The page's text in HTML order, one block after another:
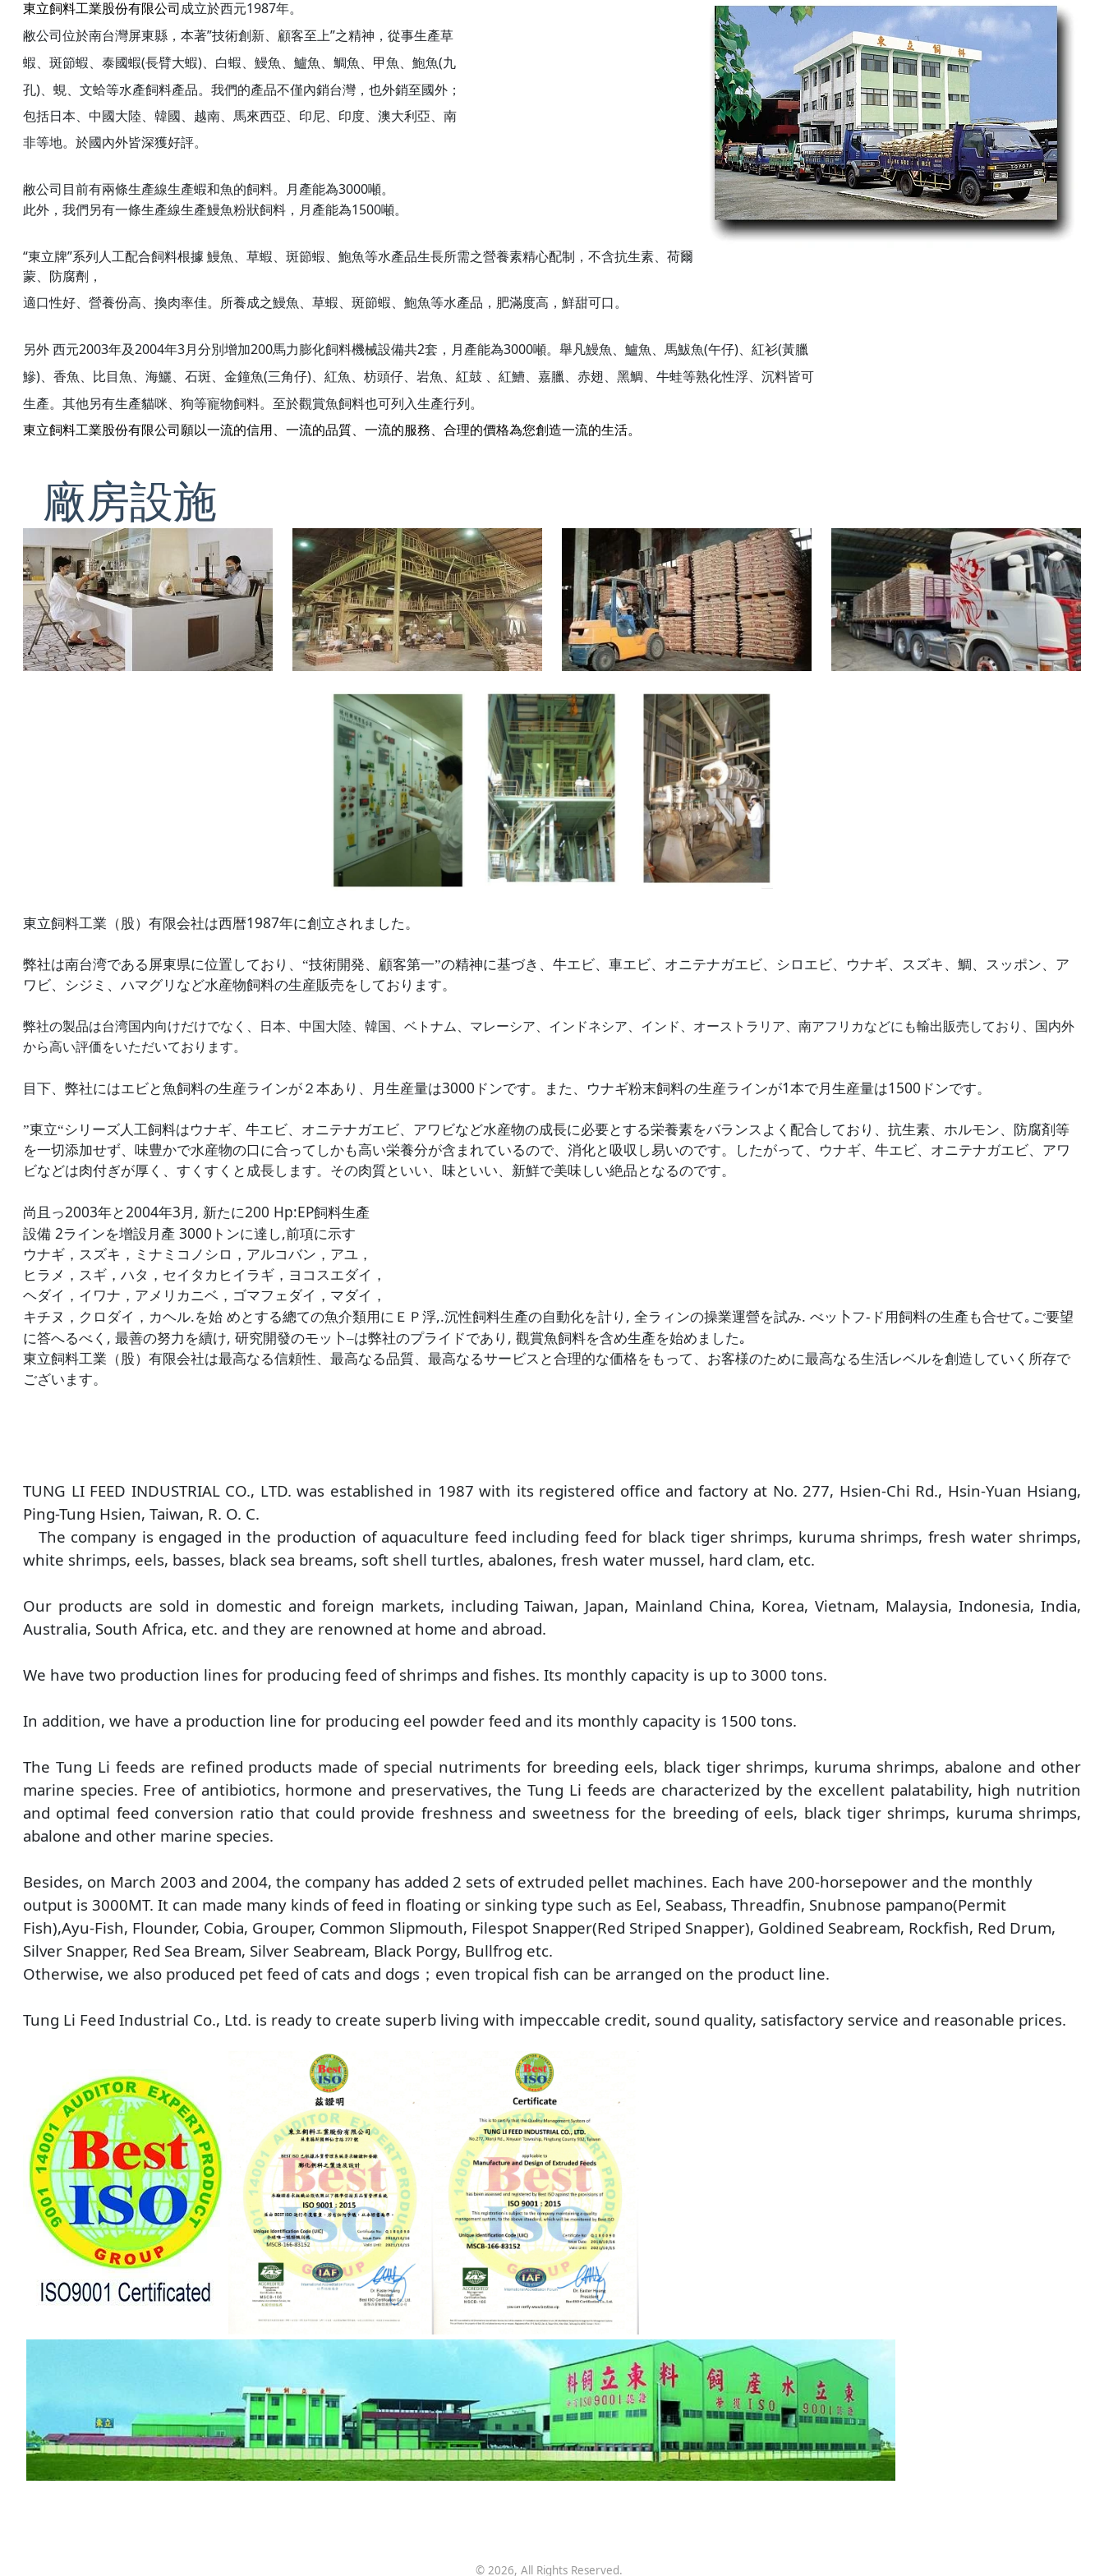
東立飼料工業股份有限公司 成立於西元1987年。
敝公司位於南台灣屏東縣，本著”技術創新、顧客至上”之精神，從事生產草
蝦、斑節蝦、泰國蝦(長臂大蝦) 、白蝦、鰻魚、鱸魚、鯛魚、 甲魚、鮑魚(九
孔) 、蜆、文蛤等水產飼料產品。 我們的產品不僅內銷台灣，也外銷至國外；
包括日本、中國大陸、 韓國、越南、馬來西亞、印尼、印度、澳大利亞、南
非等地。 於國內外皆深獲好評。
敝公司目前有兩條生產線生產蝦和魚的飼料。月產能為3000噸。
此外，我們另有一條生產線生產鰻魚粉狀飼料，月產能為1500噸。
“東立牌”系列人工配合飼料根據 鰻魚、草蝦、斑節蝦、鮑魚等水產品生長所需之營養素精心配制，不含抗生素、荷爾
蒙、防腐劑，
適口性好 、營養份高、換肉率佳。所養成之鰻魚、草蝦、斑節蝦、鮑魚等水產品 ，肥滿度高，鮮甜可口。
另外 西元2003年及2004年3月分別增加200馬力膨化飼料機械設備共2套，月產能為3000噸。舉凡鰻魚、鱸魚、馬鮁魚(午仔) 、紅衫(黃臘
鰺) 、香魚、比目魚、海鱺、石斑、金鐘魚(三角仔) 、紅魚、枋頭仔、岩魚、紅鼓
、紅鰽、嘉臘、赤翅、黑鯛、牛蛙等熟化性浮、沉料皆可
生產。 其他另有生產貓咪、狗等寵物飼料。至於觀賞魚飼料也可列入生產行列。
東立飼料工業股份有限公司願以一流的信用、一流的品質、一流的服務 、合理的價格為您創造一流的生活。
廠房設施
東立飼料工業（股）有限会社は西暦1987年に創立されました。
弊社は南台湾である屏東県に位置しており、“技術開発、顧客第一”の精神に基づき、牛エビ、車エビ、オニテナガエビ、シロエビ、ウナギ、スズキ、鯛、スッポン、ア
ワビ、シジミ、ハマグリなど水産物飼料の生産販売をしております。
弊社の製品は台湾国内向けだけでなく、日本、中国大陸、韓国、ベトナム、マレーシア、インドネシア、インド、オーストラリア、南アフリカなどにも輸出販売しており、国内外
から高い評価をいただいております。
目下、弊社にはエビと魚飼料の生産ラインが２本あり、月生産量は3000 ドンです。また、ウナギ粉末飼料の生産ラインが1本で月生産量は1500 ドンです。
”東立“シリーズ人工飼料はウナギ、牛エビ、オニテナガエビ、アワビなど水産物の成長に必要とする栄養素をバランスよく配合しており、抗生素、ホルモン、防腐剤等
を一切添加せず、味豊かで水産物の口に合ってしかも高い栄養分が含まれているので、消化と吸収し易いのです。したがって、ウナギ、牛エビ、オニテナガエビ、アワ
ビなどは肉付ぎが厚く、すくすくと成長します。その肉質といい、味といい、新鮮で美味しい絶品となるのです。
尚且 っ2003年と 2004年3 月 , 新たに200 Hp:EP飼料生產
設備 2ラインを增設月產 3000 トンに達し,前項に示す
ウナギ，スズキ，ミナミコノシロ，アルコバン，アユ，
ヒラメ，スギ，ハタ，セイタカヒイラギ，ヨコスエダイ，
ヘダイ，イワナ，アメリカニベ，ゴマフェダイ，マダイ，
キチヌ，クロダイ，カヘル.を始 めとする總ての魚介類用にＥＰ浮,.沉性飼料生產の自動化を計り , 全ラィンの操業運營を試み. べッ卜フ- ド 用飼料の生產 も合せて｡ご要望
に答へるべく , 最善の努力 を續け, 研究開發のモッ卜–は弊社のプラ イドであり , 觀賞魚飼料を含め生產を始めました｡
東立飼料工業（股）有限会社は最高なる信頼性、最高なる品質、最高なるサービスと合理的な価格をもって、お客様のために最高なる生活レベルを創造していく所存で
ございます。
TUNG LI FEED INDUSTRIAL CO., LTD. was established in 1987 with its registered office and factory at No. 277, Hsien-Chi Rd., Hsin-Yuan Hsiang,
Ping-Tung Hsien, Taiwan, R. O. C.
The company is engaged in the production of aquaculture feed including feed for black tiger shrimps, kuruma shrimps, fresh water shrimps,
white shrimps, eels, basses, black sea breams, soft shell turtles, abalones, fresh water mussel, hard clam, etc.
Our products are sold in domestic and foreign markets, including Taiwan, Japan, Mainland China, Korea, Vietnam, Malaysia, Indonesia, India,
Australia, South Africa, etc. and they are renowned at home and abroad.
We have two production lines for producing feed of shrimps and fishes. Its monthly capacity is up to 3000 tons.
In addition, we have a production line for producing eel powder feed and its monthly capacity is 1500 tons.
The Tung Li feeds are refined products made of special nutriments for breeding eels, black tiger shrimps, kuruma shrimps, abalone and other
marine species. Free of antibiotics, hormone and preservatives, the Tung Li feeds are characterized by the excellent palatability, high nutrition
and optimal feed conversion ratio that could provide freshness and sweetness for the breeding of eels, black tiger shrimps, kuruma shrimps,
abalone and other marine species.
Besides, on March 2003 and 2004, the company has added 2 sets of extruded pellet machines. Each have 200-horsepower and the monthly
output is 3000MT. It can made many kinds of feed in floating or sinking type such as Eel, Seabass, Threadfin, Snubnose pampano(Permit
Fish),Ayu-Fish, Flounder, Cobia, Grouper, Common Slipmouth, Filespot Snapper(Red Striped Snapper), Goldined Seabream, Rockfish, Red Drum,
Silver Snapper, Red Sea Bream, Silver Seabream, Black Porgy, Bullfrog etc.
Otherwise, we also produced pet feed of cats and dogs ； even tropical fish can be arranged on the product line.
Tung Li Feed Industrial Co., Ltd. is ready to create superb living with impeccable credit, sound quality, satisfactory service and reasonable prices.
© 2026, All Rights Reserved.